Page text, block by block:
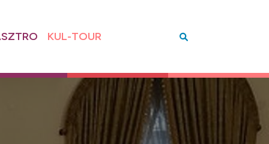
KUL-TOUR